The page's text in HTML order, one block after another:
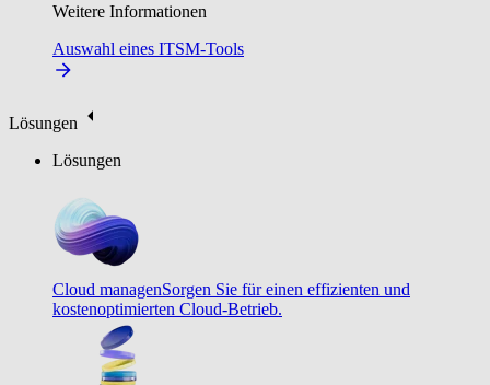
Weitere Informationen
Auswahl eines ITSM-Tools
Lösungen
Lösungen
Cloud managenSorgen Sie für einen effizienten und
kostenoptimierten Cloud-Betrieb.